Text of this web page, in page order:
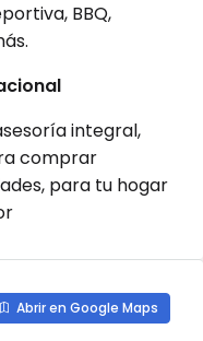
BBQ,
integral,
comprar
para tu hogar
Abrir en Google Maps